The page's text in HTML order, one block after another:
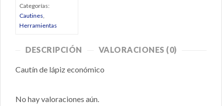
Categorías:
Cautines
Herramientas
DESCRIPCIÓN VALORACIONES (0)
Cautín de lápiz económico
No hay valoraciones aún.